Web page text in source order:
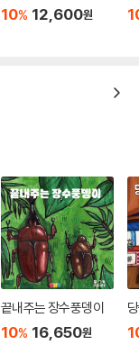
10% 12,600원
끝내주는 장수풍뎅이
10% 16,650원